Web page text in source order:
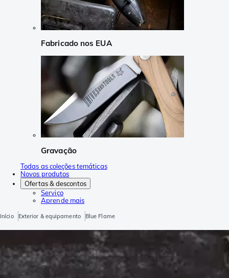
Fabricado nos EUA
Gravação
Todas as coleções temáticas
Novos produtos
Ofertas & descontos
Serviço
Aprende mais
Início Exterior & equipamento Blue Flame